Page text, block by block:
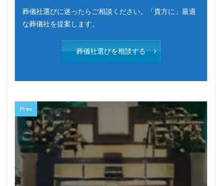
葬儀社選びに迷ったらご相談ください。「貴方に」最適
な葬儀社を提案します。
葬儀社選びを相談する
Prev